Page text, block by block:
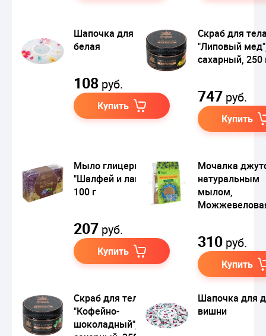
Шапочка для душа,
белая
108 руб.
Купить
Скраб для
"Липовый
сахарный, 250
747 руб.
Купить
Мыло глицериновое
"Шалфей и лаванда",
100 г
207 руб.
Купить
Мочалка
натуральным
мылом,
310 руб.
Купить
Скраб для тела
"Кофейно-
шоколадный",
Шапочка для
вишни